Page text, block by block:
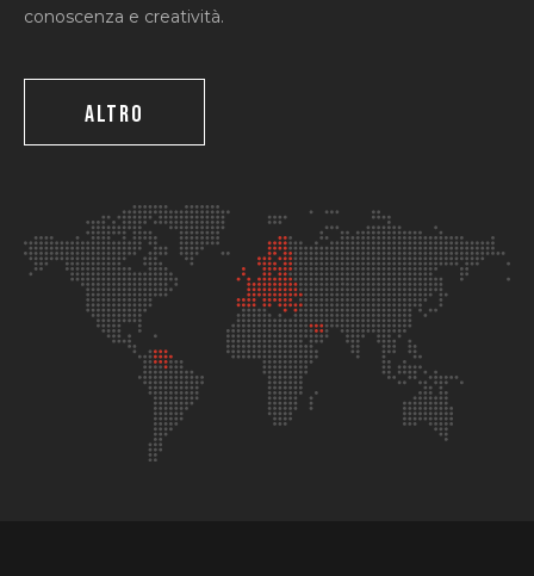
conoscenza e creatività.
ALTRO